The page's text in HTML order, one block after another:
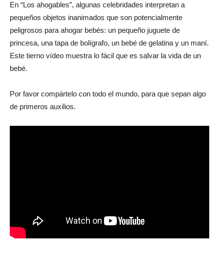
En “Los ahogables”, algunas celebridades interpretan a
pequeños objetos inanimados que son potencialmente
peligrosos para ahogar bebés: un pequeño juguete de
princesa, una tapa de bolígrafo, un bebé de gelatina y un maní.
Este tierno vídeo muestra lo fácil que es salvar la vida de un
bebé.
Por favor compártelo con todo el mundo, para que sepan algo
de primeros auxilios.